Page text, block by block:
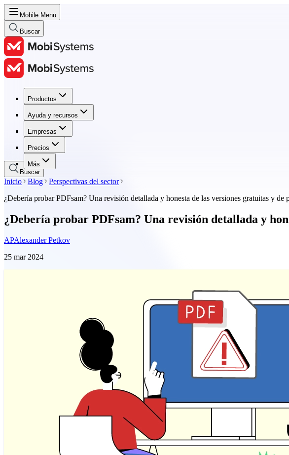
Mobile Menu
Buscar
Productos
Ayuda y recursos
Empresas
Precios
Más
Productos
Ayuda y recursos
Empresas
Precios
Buscar
Inicio Blog
Perspectivas del sector
¿Debería probar PDFsam? Una revisión detallada y honesta de las versiones gratuitas y de
¿Debería probar PDFsam? Una revisión detallada y
APAlexander Petkov
25 mar 2024